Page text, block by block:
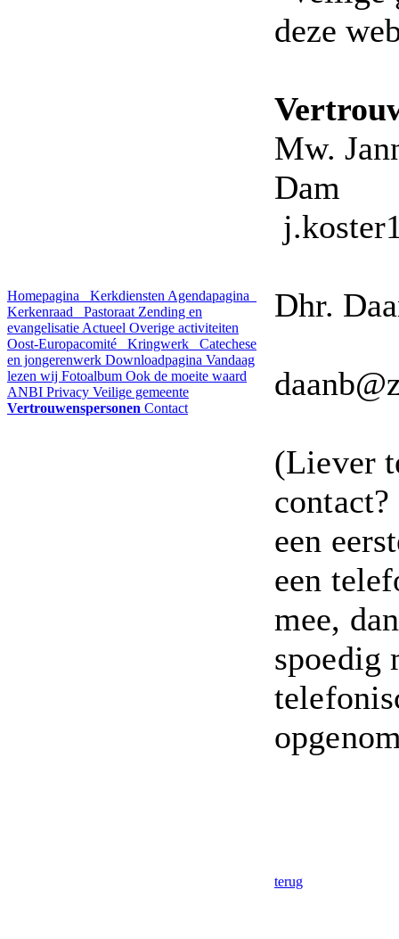
Homepagina Kerkdiensten Agendapagina
Kerkenraad
Pastoraat Zending en
evangelisatie Actueel Overige activiteiten
Oost-Europacomité
Kringwerk
Catechese
en jongerenwerk Downloadpagina Vandaag
lezen wij Fotoalbum Ook de moeite waard
ANBI Privacy Veilige gemeente
Vertrouwenspersonen Contact
deze
Mw.
Dam
Dhr.
(Liever
een
een
mee,
spoedig
terug